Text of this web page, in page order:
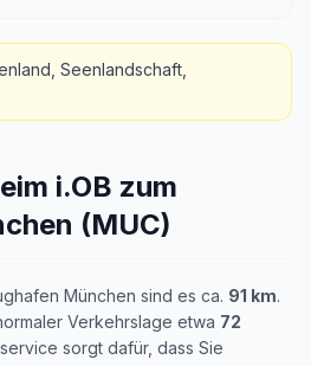
Seenlandschaft,
i.OB zum
(MUC)
München sind es ca. 91 km.
Verkehrslage etwa 72
sorgt dafür, dass Sie